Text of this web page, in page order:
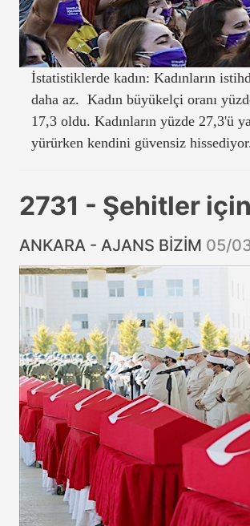
İstatistiklerde kadın: Kadınların
daha az. Kadın büyükelçi oranı
17,3 oldu. Kadınların yüzde 27,3'ü
yürürken kendini güvensiz
2731 - Şehitler
ANKARA - AJANS BİZİM 05/